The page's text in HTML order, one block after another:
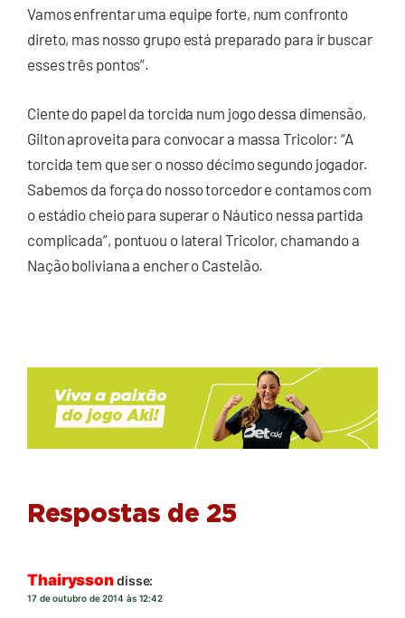
Vamos enfrentar uma equipe forte, num confronto
direto, mas nosso grupo está preparado para ir buscar
esses três pontos”.
Ciente do papel da torcida num jogo dessa dimensão,
Gilton aproveita para convocar a massa Tricolor: “A
torcida tem que ser o nosso décimo segundo jogador.
Sabemos da força do nosso torcedor e contamos com
o estádio cheio para superar o Náutico nessa partida
complicada”, pontuou o lateral Tricolor, chamando a
Nação boliviana a encher o Castelão.
Respostas de 25
Thairyssondisse:
17 de outubro de 2014 às 12:42